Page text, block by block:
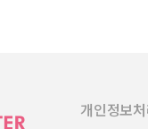
개인정보